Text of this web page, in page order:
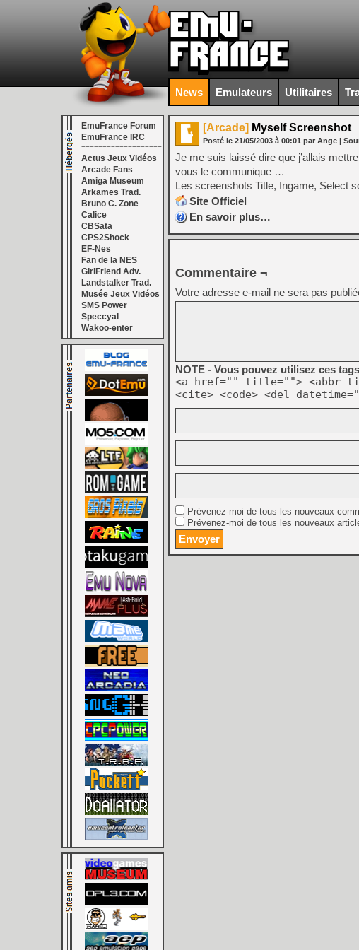
News Emulateurs Utilitaires
EmuFrance Forum
EmuFrance IRC
===================
Actus Jeux Vidéos
Arcade Fans
Amiga Museum
Arkames Trad.
Bruno C. Zone
Calice
CBSata
CPS2Shock
EF-Nes
Fan de la NES
GirlFriend Adv.
Landstalker Trad.
Musée Jeux Vidéos
SMS Power
Speccyal
Wakoo-enter
[Arcade] Myself Screenshot
Posté le 21/05/2003 à 00:01 par Ange |
Je me suis laissé dire que j’allais
vous le communique …
Les screenshots Title, Ingame, Select
Site Officiel
En savoir plus…
Commentaire ¬
Votre adresse e-mail ne sera pas
NOTE - Vous pouvez utilisez ces
<a href="" title=""> <abbr
<cite> <code> <del
Prévenez-moi de tous les nouveaux
Prévenez-moi de tous les nouveaux